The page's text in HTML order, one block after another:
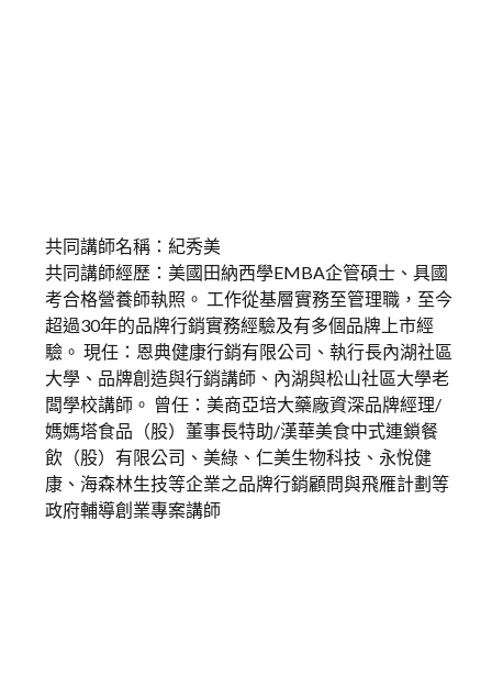
共同講師名稱：紀秀美
共同講師經歷：美國田納西學EMBA企管碩士、具國
考合格營養師執照。 工作從基層實務至管理職，至今
超過30年的品牌行銷實務經驗及有多個品牌上市經
驗。 現任：恩典健康行銷有限公司、執行長內湖社區
大學、品牌創造與行銷講師、內湖與松山社區大學老
闆學校講師。 曾任：美商亞培大藥廠資深品牌經理/
媽媽塔食品（股）董事長特助/漢華美食中式連鎖餐
飲（股）有限公司、美綠、仁美生物科技、永悅健
康、海森林生技等企業之品牌行銷顧問與飛雁計劃等
政府輔導創業專案講師